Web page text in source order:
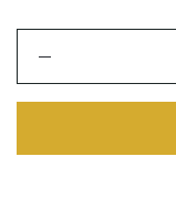
Auksinės
rinkutės